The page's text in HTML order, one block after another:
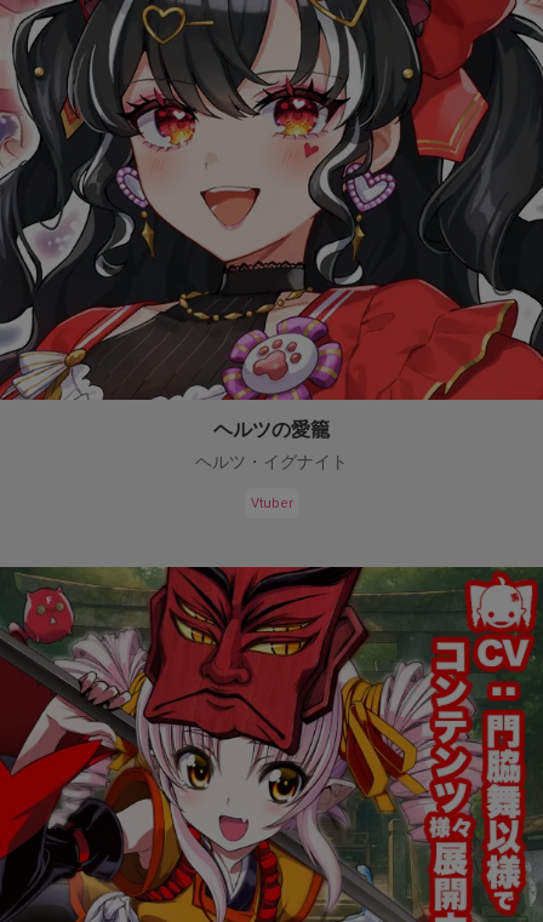
ヘルツの愛籠
ヘルツ・イグナイト
Vtuber